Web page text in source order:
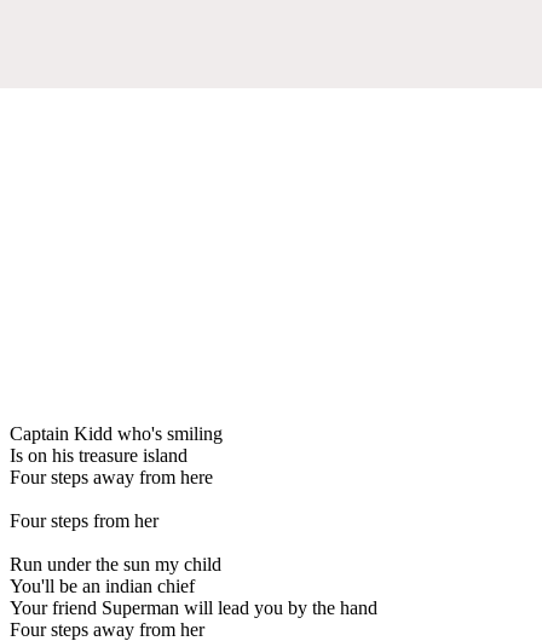
Captain Kidd who's smiling
Is on his treasure island
Four steps away from here
Four steps from her
Run under the sun my child
You'll be an indian chief
Your friend Superman will lead you by the hand
Four steps away from her